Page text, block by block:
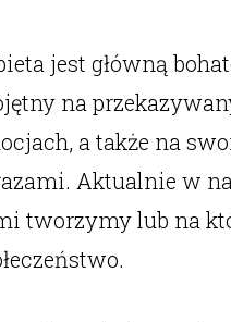
jest główną
na
a także na
Aktualnie w
tworzymy lub na